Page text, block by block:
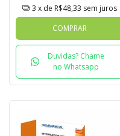
3 x de R$48,33 sem juros
COMPRAR
Duvidas? Chame
no Whatsapp